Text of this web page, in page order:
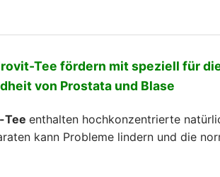
Tee fördern mit speziell für
von Prostata und Blase
Tee enthalten hochkonzentrierte
kann Probleme lindern und die